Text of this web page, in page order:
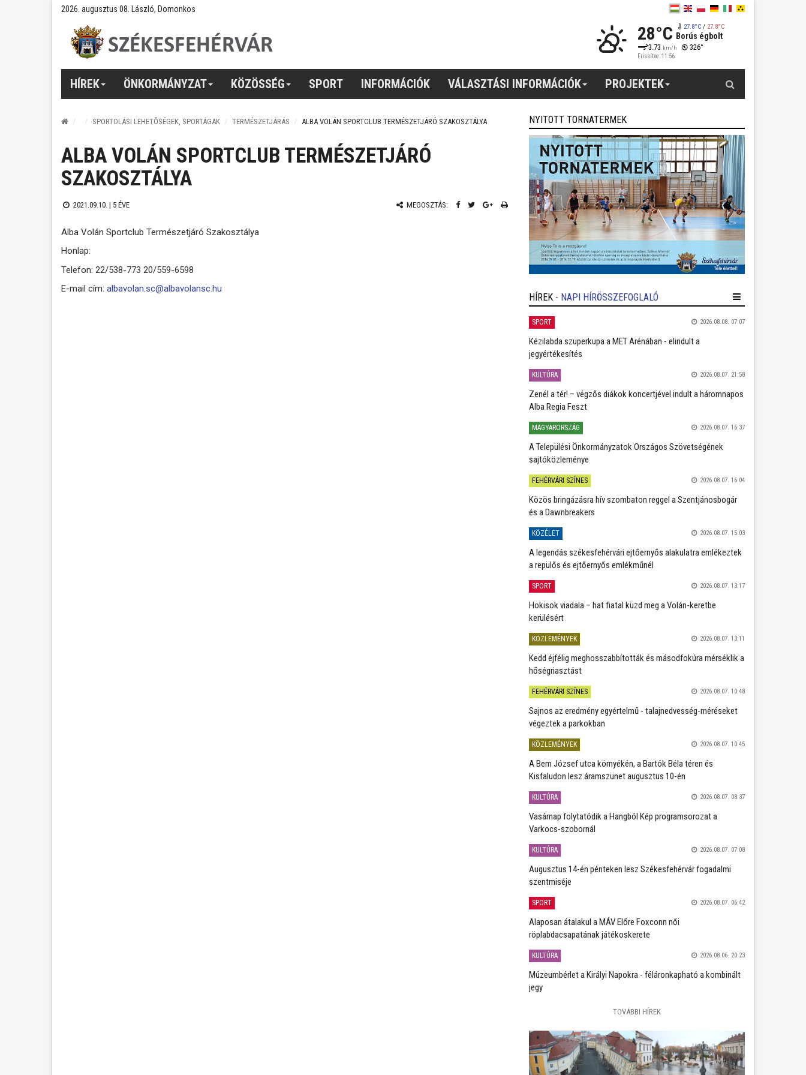
2026. augusztus 08. László, Domonkos
28°C 27.8°C/ 27.8°C
Borús égbolt
3.73 km/h 326°
Frissítve: 11:56
HÍREK ÖNKORMÁNYZAT KÖZÖSSÉG SPORT INFORMÁCIÓK VÁLASZTÁSI INFORMÁCIÓK PROJEKTEK
SPORTOLÁSI LEHETŐSÉGEK, SPORTÁGAK TERMÉSZETJÁRÁS ALBA VOLÁN SPORTCLUB TERMÉSZETJÁRÓ SZAKOSZTÁLYA
ALBA VOLÁN SPORTCLUB TERMÉSZETJÁRÓ
SZAKOSZTÁLYA
2021.09.10. | 5 ÉVE MEGOSZTÁS:
Alba Volán Sportclub Természetjáró Szakosztálya
Honlap:
Telefon: 22/538-773 20/559-6598
E-mail cím: albavolan.sc@albavolansc.hu
NYITOTT TORNATERMEK
HÍREK - NAPI HÍRÖSSZEFOGLALÓ
SPORT 2026.08.08. 07:07
Kézilabda szuperkupa a MET Arénában - elindult a
jegyértékesítés
KULTÚRA 2026.08.07. 21:58
Zenél a tér! – végzős diákok koncertjével indult a háromnapos
Alba Regia Feszt
MAGYARORSZÁG 2026.08.07. 16:37
A Települési Önkormányzatok Országos Szövetségének
sajtóközleménye
FEHÉRVÁRI SZÍNES 2026.08.07. 16:04
Közös bringázásra hív szombaton reggel a Szentjánosbogár
és a Dawnbreakers
KÖZÉLET 2026.08.07. 15:03
A legendás székesfehérvári ejtőernyős alakulatra emlékeztek
a repülős és ejtőernyős emlékműnél
SPORT 2026.08.07. 13:17
Hokisok viadala – hat fiatal küzd meg a Volán-keretbe
kerülésért
KÖZLEMÉNYEK 2026.08.07. 13:11
Kedd éjfélig meghosszabbították és másodfokúra mérséklik a
hőségriasztást
FEHÉRVÁRI SZÍNES 2026.08.07. 10:48
Sajnos az eredmény egyértelmű - talajnedvesség-méréseket
végeztek a parkokban
KÖZLEMÉNYEK 2026.08.07. 10:45
A Bem József utca környékén, a Bartók Béla téren és
Kisfaludon lesz áramszünet augusztus 10-én
KULTÚRA 2026.08.07. 08:37
Vasárnap folytatódik a Hangból Kép programsorozat a
Varkocs-szobornál
KULTÚRA 2026.08.07. 07:08
Augusztus 14-én pénteken lesz Székesfehérvár fogadalmi
szentmiséje
SPORT 2026.08.07. 06:42
Alaposan átalakul a MÁV Előre Foxconn női
röplabdacsapatának játékoskerete
KULTÚRA 2026.08.06. 20:23
Múzeumbérlet a Királyi Napokra - féláronkapható a kombinált
jegy
TOVÁBBI HÍREK